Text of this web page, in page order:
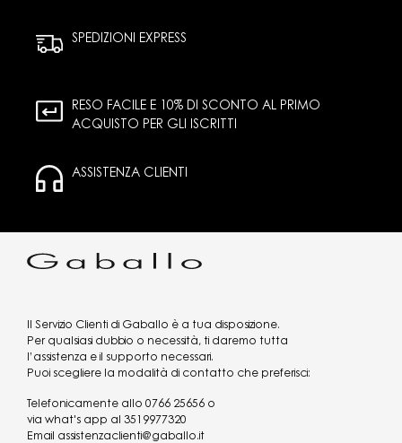
SPEDIZIONI EXPRESS
RESO FACILE E 10% DI SCONTO AL PRIMO
ACQUISTO PER GLI ISCRITTI
ASSISTENZA CLIENTI
Il Servizio Clienti di Gaballo è a tua disposizione.
Per qualsiasi dubbio o necessità, ti daremo tutta
l’assistenza e il supporto necessari.
Puoi scegliere la modalità di contatto che preferisci:
Telefonicamente allo 0766 25656 o
via what's app al 3519977320
Email assistenzaclienti@gaballo.it